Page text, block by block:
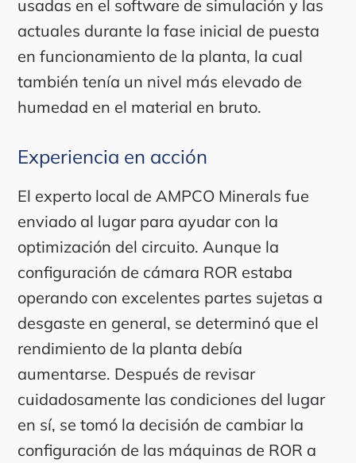
usadas en el software de simulación y las
actuales durante la fase inicial de puesta
en funcionamiento de la planta, la cual
también tenía un nivel más elevado de
humedad en el material en bruto.
Experiencia en acción
El experto local de AMPCO Minerals fue
enviado al lugar para ayudar con la
optimización del circuito. Aunque la
configuración de cámara ROR estaba
operando con excelentes partes sujetas a
desgaste en general, se determinó que el
rendimiento de la planta debía
aumentarse. Después de revisar
cuidadosamente las condiciones del lugar
en sí, se tomó la decisión de cambiar la
configuración de las máquinas de ROR a